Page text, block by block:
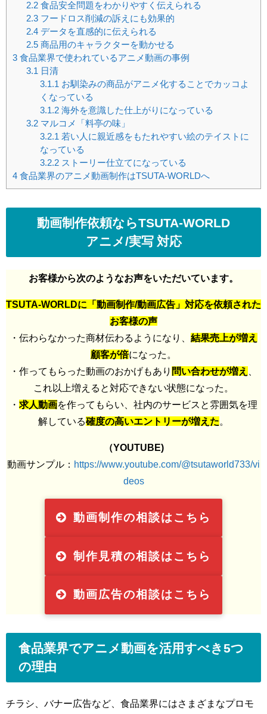
2.2食品安全問題をわかりやすく伝えられる
2.3フードロス削減の訴えにも効果的
2.4データを直感的に伝えられる
2.5商品用のキャラクターを動かせる
3 食品業界で使われているアニメ動画の事例
3.1 日清
3.1.1 お馴染みの商品がアニメ化することでカッコよ
くなっている
3.1.2海外を意識した仕上がりになっている
3.2マルコメ「料亭の味」
3.2.1 若い人に親近感をもたれやすい絵のテイストに
なっている
3.2.2ストーリー仕立てになっている
4 食品業界のアニメ動画制作はTSUTA-WORLDへ
動画制作依頼ならTSUTA-WORLD
アニメ/実写 対応
お客様から次のようなお声をいただいています。
TSUTA-WORLDに「動画制作/動画広告」対応を依頼された
お客様の声
・伝わらなかった商材伝わるようになり、 結果売上が増え
顧客が倍になった。
・作ってもらった動画のおかげもあり 問い合わせが増え
これ以上増えると対応できない状態になった。
・ 求人動画を作ってもらい、社内のサービスと雰囲気を理
解している確度の高いエントリーが増えた
（YOUTUBE)
動画サンプル： https://www.youtube.com/@tsutaworld733/vi
deos
動画制作の相談はこちら
制作見積の相談はこちら
動画広告の相談はこちら
食品業界でアニメ動画を活用すべき5つ
の理由
チラシ、バナー広告など、食品業界にはさまざまなプロモ